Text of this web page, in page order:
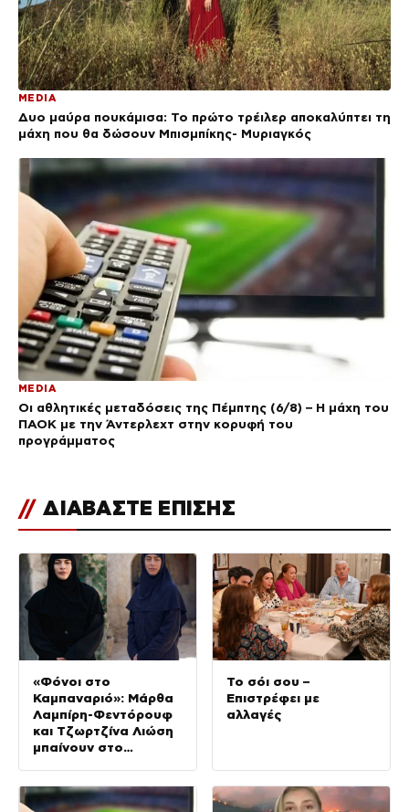
MEDIA
Δυο μαύρα πουκάμισα: Το πρώτο τρέιλερ αποκαλύπτει τη
μάχη που θα δώσουν Μπισμπίκης- Μυριαγκός
MEDIA
Οι αθλητικές μεταδόσεις της Πέμπτης (6/8) – Η μάχη του
ΠΑΟΚ με την Άντερλεχτ στην κορυφή του
προγράμματος
// ΔΙΑΒΑΣΤΕ ΕΠΙΣΗΣ
«Φόνοι στο
Καμπαναριό»: Μάρθα
Λαμπίρη-Φεντόρουφ
και Τζωρτζίνα Λιώση
μπαίνουν στο
Το σόι σου –
Επιστρέφει με
αλλαγές